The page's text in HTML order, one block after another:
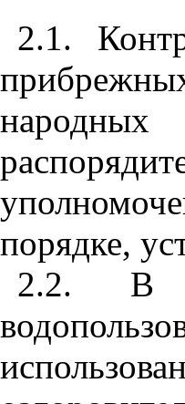
2.1.
порядке,
2.2. В